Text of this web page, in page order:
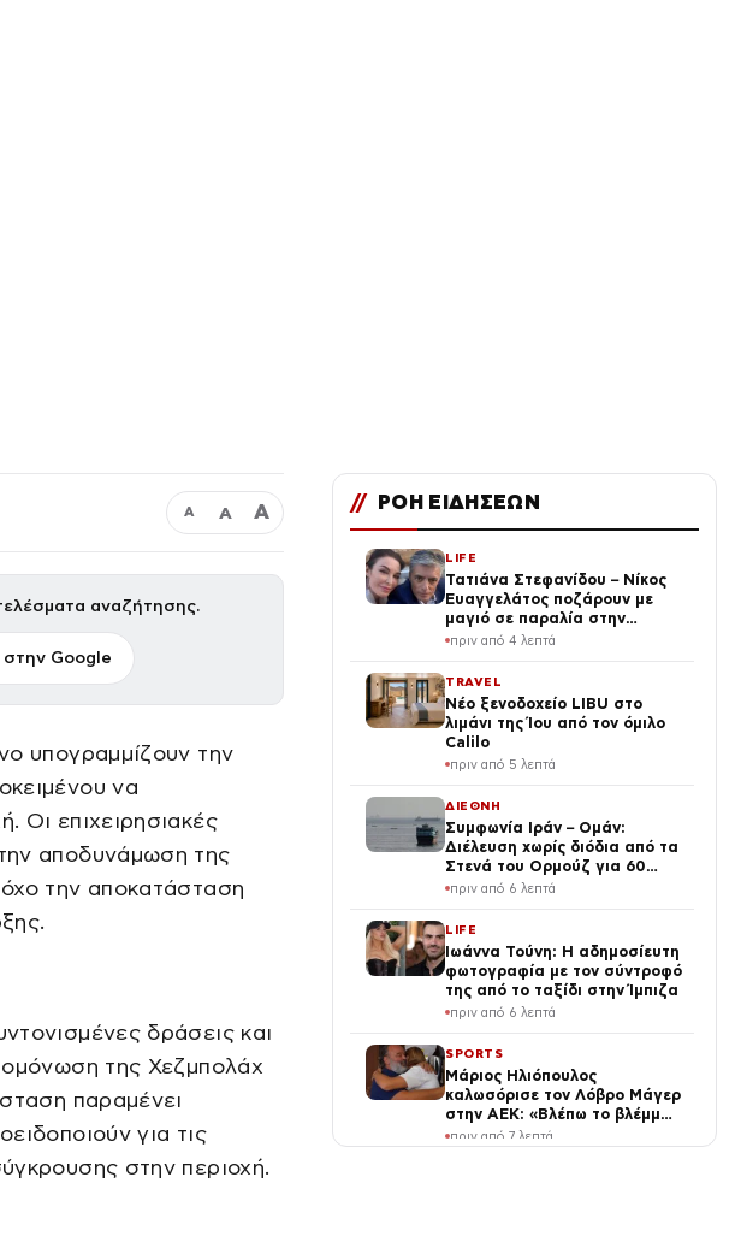
Α Α Α
αναζήτησης.
Google
υπογραμμίζουν την
να
Οι επιχειρησιακές
αποδυνάμωση της
την αποκατάσταση
δράσεις και
της Χεζμπολάχ
παραμένει
για τις
στην περιοχή.
// ΡΟΗ ΕΙΔΗΣΕΩΝ
LIFE
Τατιάνα Στεφανίδου – Νίκος
Ευαγγελάτος ποζάρουν με
μαγιό σε παραλία στην
Κεφαλονιά
πριν από 4 λεπτά
TRAVEL
Νέο ξενοδοχείο LIBU στο
λιμάνι της Ίου από τον όμιλο
Calilo
πριν από 5 λεπτά
ΔΙΕΘΝΗ
Συμφωνία Ιράν – Ομάν:
Διέλευση χωρίς διόδια από τα
Στενά του Ορμούζ για 60
ημέρες
πριν από 6 λεπτά
LIFE
Ιωάννα Τούνη: Η αδημοσίευτη
φωτογραφία με τον σύντροφό
της από το ταξίδι στην Ίμπιζα
πριν από 6 λεπτά
SPORTS
Μάριος Ηλιόπουλος
καλωσόρισε τον Λόβρο Μάγερ
στην ΑΕΚ: «Βλέπω το βλέμμα
της τίγρης στα μάτια σου»
πριν από 7 λεπτά